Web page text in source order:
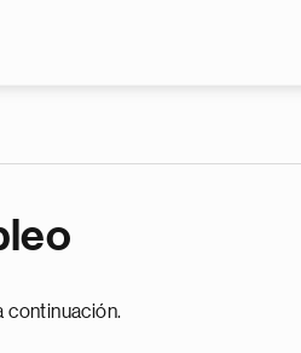
continuación.